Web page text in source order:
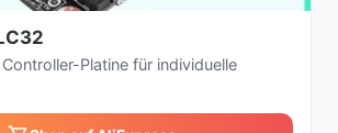
Platine für individuelle